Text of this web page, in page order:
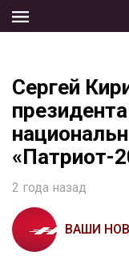
the
Сергей
«Патриот-
2 года назад
ВАШИ